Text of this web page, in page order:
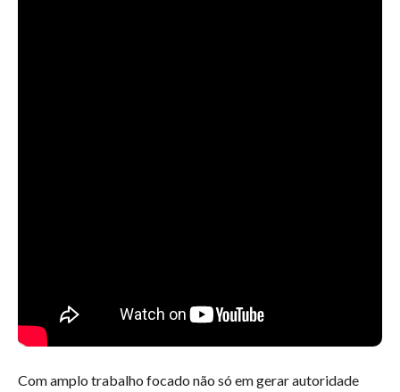
Com amplo trabalho focado não só em gerar autoridade